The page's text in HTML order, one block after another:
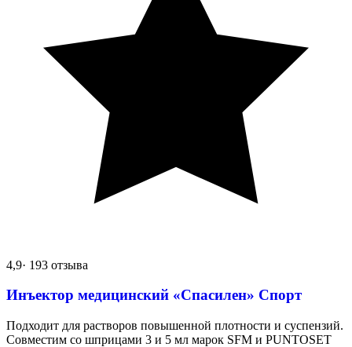
4,9· 193 отзыва
Инъектор медицинский «Спасилен» Спорт
Подходит для растворов повышенной плотности и суспензий.
Совместим со шприцами 3 и 5 мл марок SFM и PUNTOSET